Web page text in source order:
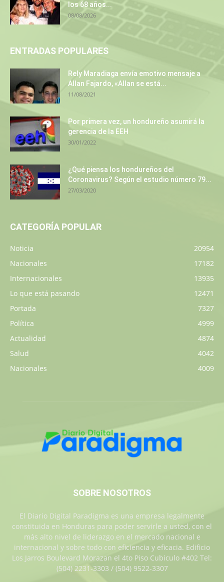
los 68 años...
08/08/2026
ENTRADAS POPULARES
Rely Maradiaga envía emotivo mensaje a
Allan Fajardo, «Allan se está...
11/08/2021
Por primera vez, un hondureño asumirá la
gerencia de la EEH
30/01/2022
¿Qué piensa los hondureños del
Coronavirus? Según el estudio número 79...
27/03/2020
CATEGORÍA POPULAR
Noticia
20954
Nacionales
17182
Internacionales
13935
Lo que está pasando
12471
Portada
7327
Política
4999
Actualidad
4874
Salud
4042
Nacionales
4009
SOBRE NOSOTROS
El Diario Digital Paradigma es una empresa legalmente
constituida en Honduras para poder servirle a usted, con el
más alto nivel de liderazgo en el mercado nacional e
internacional y sobre todo con eficiencia y eficacia. Edificio
Los Jarros Boulevard Morazan el 4to Piso Cubiculo #402 Tel:
(504) 2231-3303 / (504) 9522-3307